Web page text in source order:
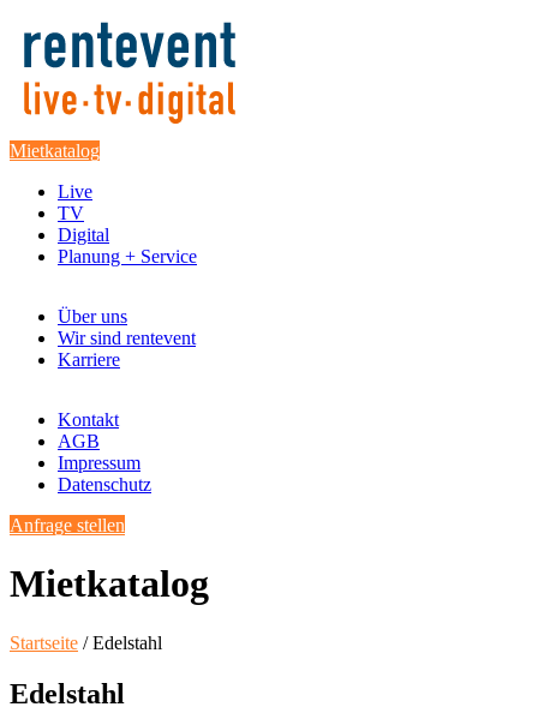
Mietkatalog
Live
TV
Digital
Planung + Service
Über uns
Wir sind rentevent
Karriere
Kontakt
AGB
Impressum
Datenschutz
Anfrage stellen
Mietkatalog
Startseite / Edelstahl
Edelstahl